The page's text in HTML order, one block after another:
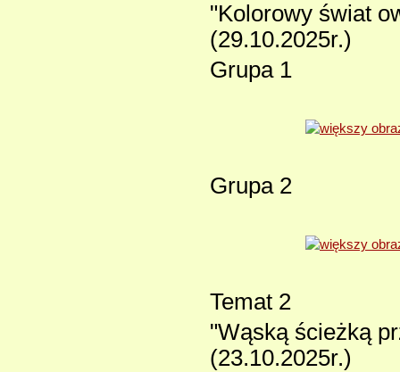
"Kolorowy świat
(29.10.2025r.)
Grupa 1
Grupa 2
Temat 2
"Wąską ścieżką
(23.10.2025r.)